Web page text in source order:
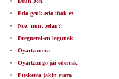
Edo geuk edo iñok ez
Noz, nun, zelan?
Dregueral-en lagunak
Oyartzunera
Oyartzungo jai ederrak
Euskerea jakin erazo